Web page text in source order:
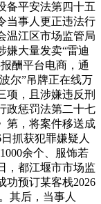
备平安法第四十五
当事人更正违法行
温江区市场监管局
嫌大量发卖“雷迪
酬平台电商，通
尔”吊牌正在线万
项，且涉嫌违反刑
政惩罚法第二十七
第，将案件移送成
抓获犯罪嫌疑人
余个、服饰若
，都江堰市市场监
功预订某客栈2026
其后，当事人